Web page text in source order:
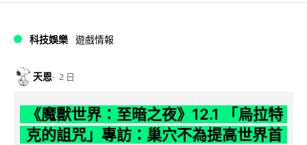
科技娛樂 遊戲情報
天恩 2 日
《魔獸世界：至暗之夜》12.1 「烏拉特
克的詛咒」專訪：巢穴不為提高世界首